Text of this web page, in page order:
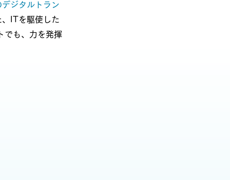
ジタルトラン
ITを駆使した
でも、力を発揮